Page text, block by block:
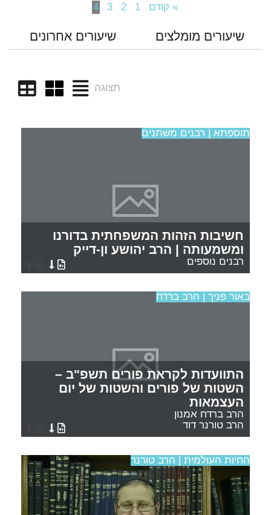
» קודם 1
2
3
4
שיעורים מומלצים שיעורים אחרונים
תצוגה
תוספתא | רבנים משתנים
חשיבות הזהות המשפחתית בדורנו
ומשמעותה | הרב יהושע ון-דייק
רבנים נוספים
באור פניך | הרב ברדח
התוועדות לקראת פורים תשפ"ב –
השטות של פורים והשטות של יום
העצמאות
הרב ברדח אמנון
הרב טורנר דוד
החיות העולמית | הרב טורנר